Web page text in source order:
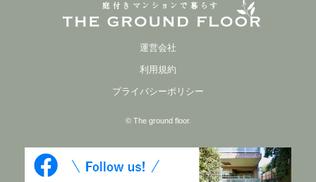
運営会社
利用規約
プライバシーポリシー
© The ground floor.